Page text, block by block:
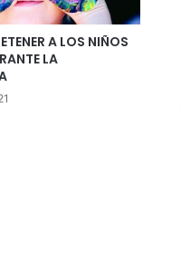
A LOS NIÑOS
LA